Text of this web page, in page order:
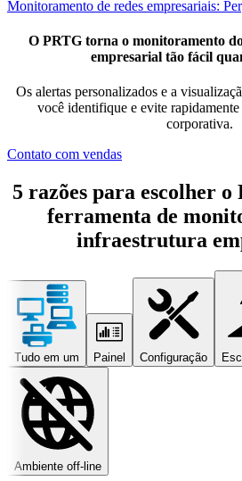
Monitoramento de redes empresariais:
O PRTG torna o monitoramento
empresarial tão fácil
Os alertas personalizados e a
você identifique e evite
corporativa.
Contato com vendas
5 razões para escolher o
ferramenta de
infraestrutura
Tudo em um Painel Configuração
Ambiente off-line